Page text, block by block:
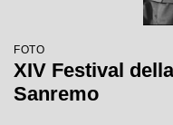
FOTO
XIV Festival
Sanremo